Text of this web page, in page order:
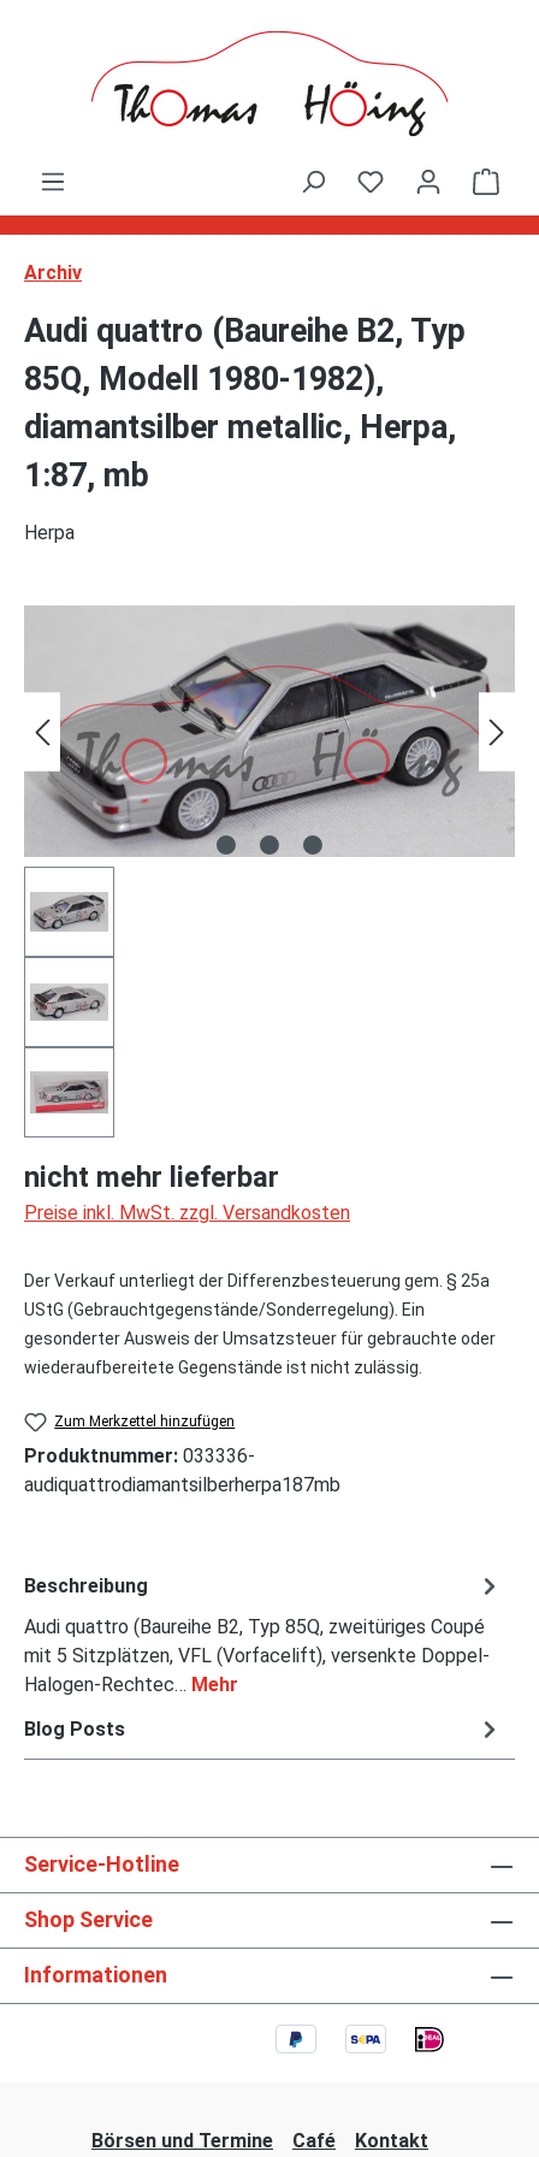
Archiv
Audi quattro (Baureihe B2, Typ
85Q, Modell 1980-1982),
diamantsilber metallic, Herpa,
1:87, mb
Herpa
Bildergalerie überspringen
nicht mehr lieferbar
Preise inkl. MwSt. zzgl. Versandkosten
Der Verkauf unterliegt der Differenzbesteuerung gem. § 25a
UStG (Gebrauchtgegenstände/Sonderregelung). Ein
gesonderter Ausweis der Umsatzsteuer für gebrauchte oder
wiederaufbereitete Gegenstände ist nicht zulässig.
Zum Merkzettel hinzufügen
Produktnummer: 033336-
audiquattrodiamantsilberherpa187mb
Beschreibung
Audi quattro (Baureihe B2, Typ 85Q, zweitüriges Coupé
mit 5 Sitzplätzen, VFL (Vorfacelift), versenkte Doppel-
Halogen-Rechtec… Mehr
Blog Posts
Service-Hotline
Shop Service
Informationen
Börsen und Termine Café Kontakt